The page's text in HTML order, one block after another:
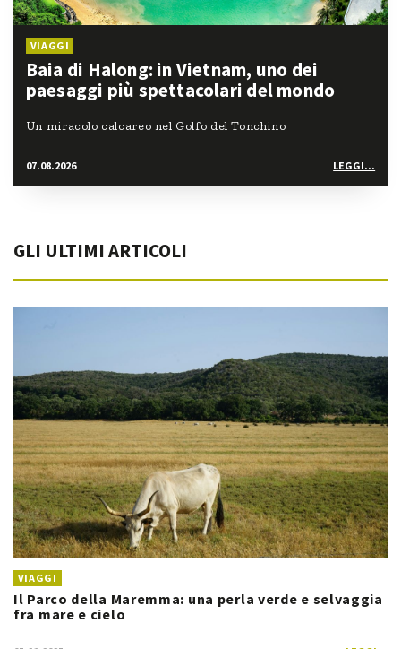
VIAGGI
Baia di Halong: in Vietnam, uno dei
paesaggi più spettacolari del mondo
Un miracolo calcareo nel Golfo del Tonchino
07.08.2026 LEGGI...
GLI ULTIMI ARTICOLI
VIAGGI
Il Parco della Maremma: una perla verde e selvaggia
fra mare e cielo